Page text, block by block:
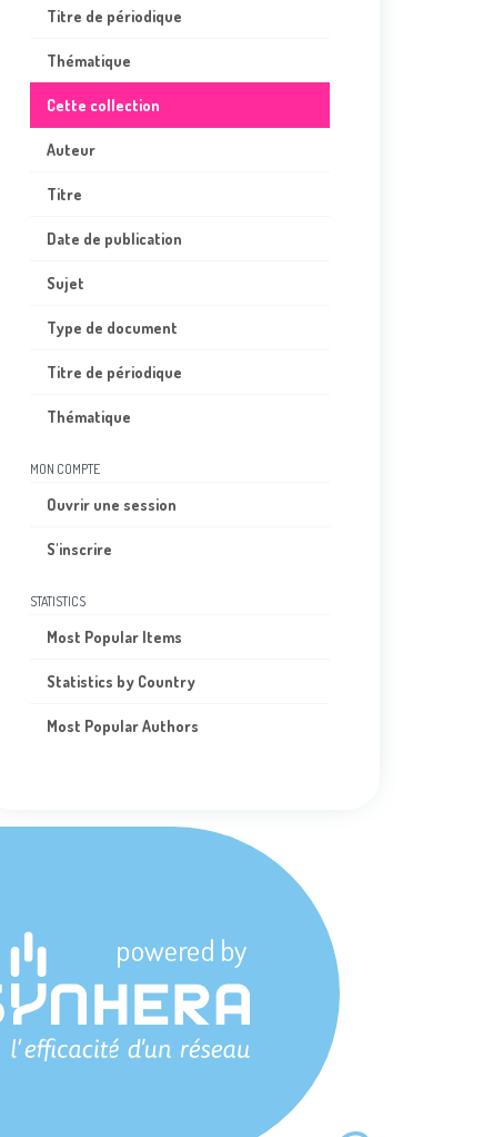
Titre de périodique
Thématique
Cette collection
Auteur
Titre
Date de publication
Sujet
Type de document
Titre de périodique
Thématique
MON COMPTE
Ouvrir une session
S'inscrire
STATISTICS
Most Popular Items
Statistics by Country
Most Popular Authors